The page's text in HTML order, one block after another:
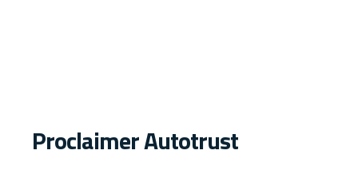
Proclaimer Autotrust